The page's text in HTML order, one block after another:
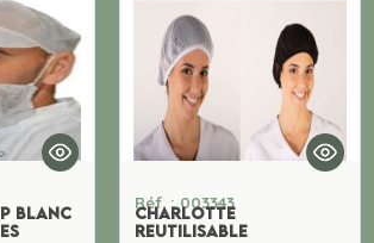
BLANC
Réf. : 003343
CHARLOTTE
REUTILISABLE